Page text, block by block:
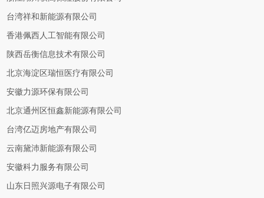
台湾祥和新能源有限公司
香港佩西人工智能有限公司
陕西岳衡信息技术有限公司
北京海淀区瑞恒医疗有限公司
安徽力源环保有限公司
北京通州区恒鑫新能源有限公司
台湾亿迈房地产有限公司
云南黛沛新能源有限公司
安徽科力服务有限公司
山东日照兴源电子有限公司